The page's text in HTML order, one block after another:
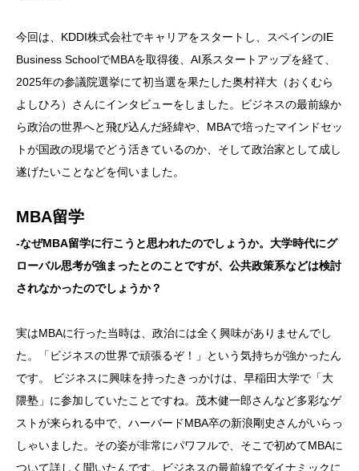
今回は、KDDI株式会社でキャリアをスタートし、スペインのIE
Business SchoolでMBAを取得後、AI系スタートアップを経て、
2025年の参議院選挙にて初当選を果たした奥村祥大（おくむら
よしひろ）さんにインタビューをしました。ビジネスの最前線か
ら政治の世界へと飛び込んだ経緯や、MBAで培ったマインドセッ
トが国政の現場でどう活きているのか、そして政治家として成し
遂げたいことなどを伺いました。
MBA留学
-なぜMBA留学に行こうと思われたのでしょうか。大学時代にグ
ローバル思考が強まったとのことですが、公共政策系などは検討
されなかったのでしょうか？
実はMBAに行った当時は、政治には全く興味がありませんでし
た。「ビジネスの世界で頑張るぞ！」という気持ちが強かったん
です。 ビジネスに興味を持ったきっかけは、早稲田大学で「大
隈塾」に参加していたことですね。茂木健一郎さんなど多彩なゲ
ストが来られる中で、ハーバードMBA卒の新浪剛史さんがいらっ
しゃいました。その姿が非常にパワフルで、そこで初めてMBAに
ついて詳しく聞いたんです。ビジネスの最前線でダイナミックに